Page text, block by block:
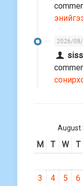
2026/
August
M T W T
3
4 5 6